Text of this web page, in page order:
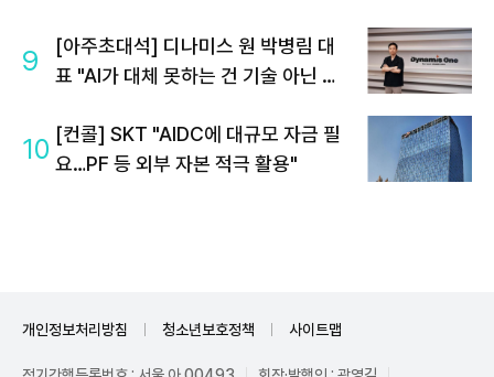
9
[아주초대석] 디나미스 원 박병림 대
표 "AI가 대체 못하는 건 기술 아닌 감
르"
10 [컨콜] SKT "AIDC에 대규모 자금 필
요…PF 등 외부 자본 적극 활용"
개인정보처리방침 청소년보호정책 사이트맵